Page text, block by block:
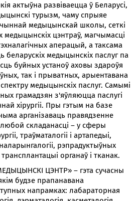
актыўна развіваецца ў Беларусі,
турызм, чаму спрыяе
медыцынскай школы, сеткі
цэнтраў, магчымасці
аперацый, а таксама
беларускіх медыцынскіх паслуг па
буйных устаноў аховы здароўя
так і прыватных, арыентавана
медыцынскіх паслуг. Самымі
грамадзян з'яўляюцца паслугі
хірургіі. Пры гэтым на базе
арганізаваць правядзенне
складанасці – у сферы
траўматалогіі і артапедыі,
рэпрадуктыўных
трансплантацыі органаў і тканак.
ЦЭНТР» – гэта сучасны
будзе прапанавана
напрамках: лабараторная